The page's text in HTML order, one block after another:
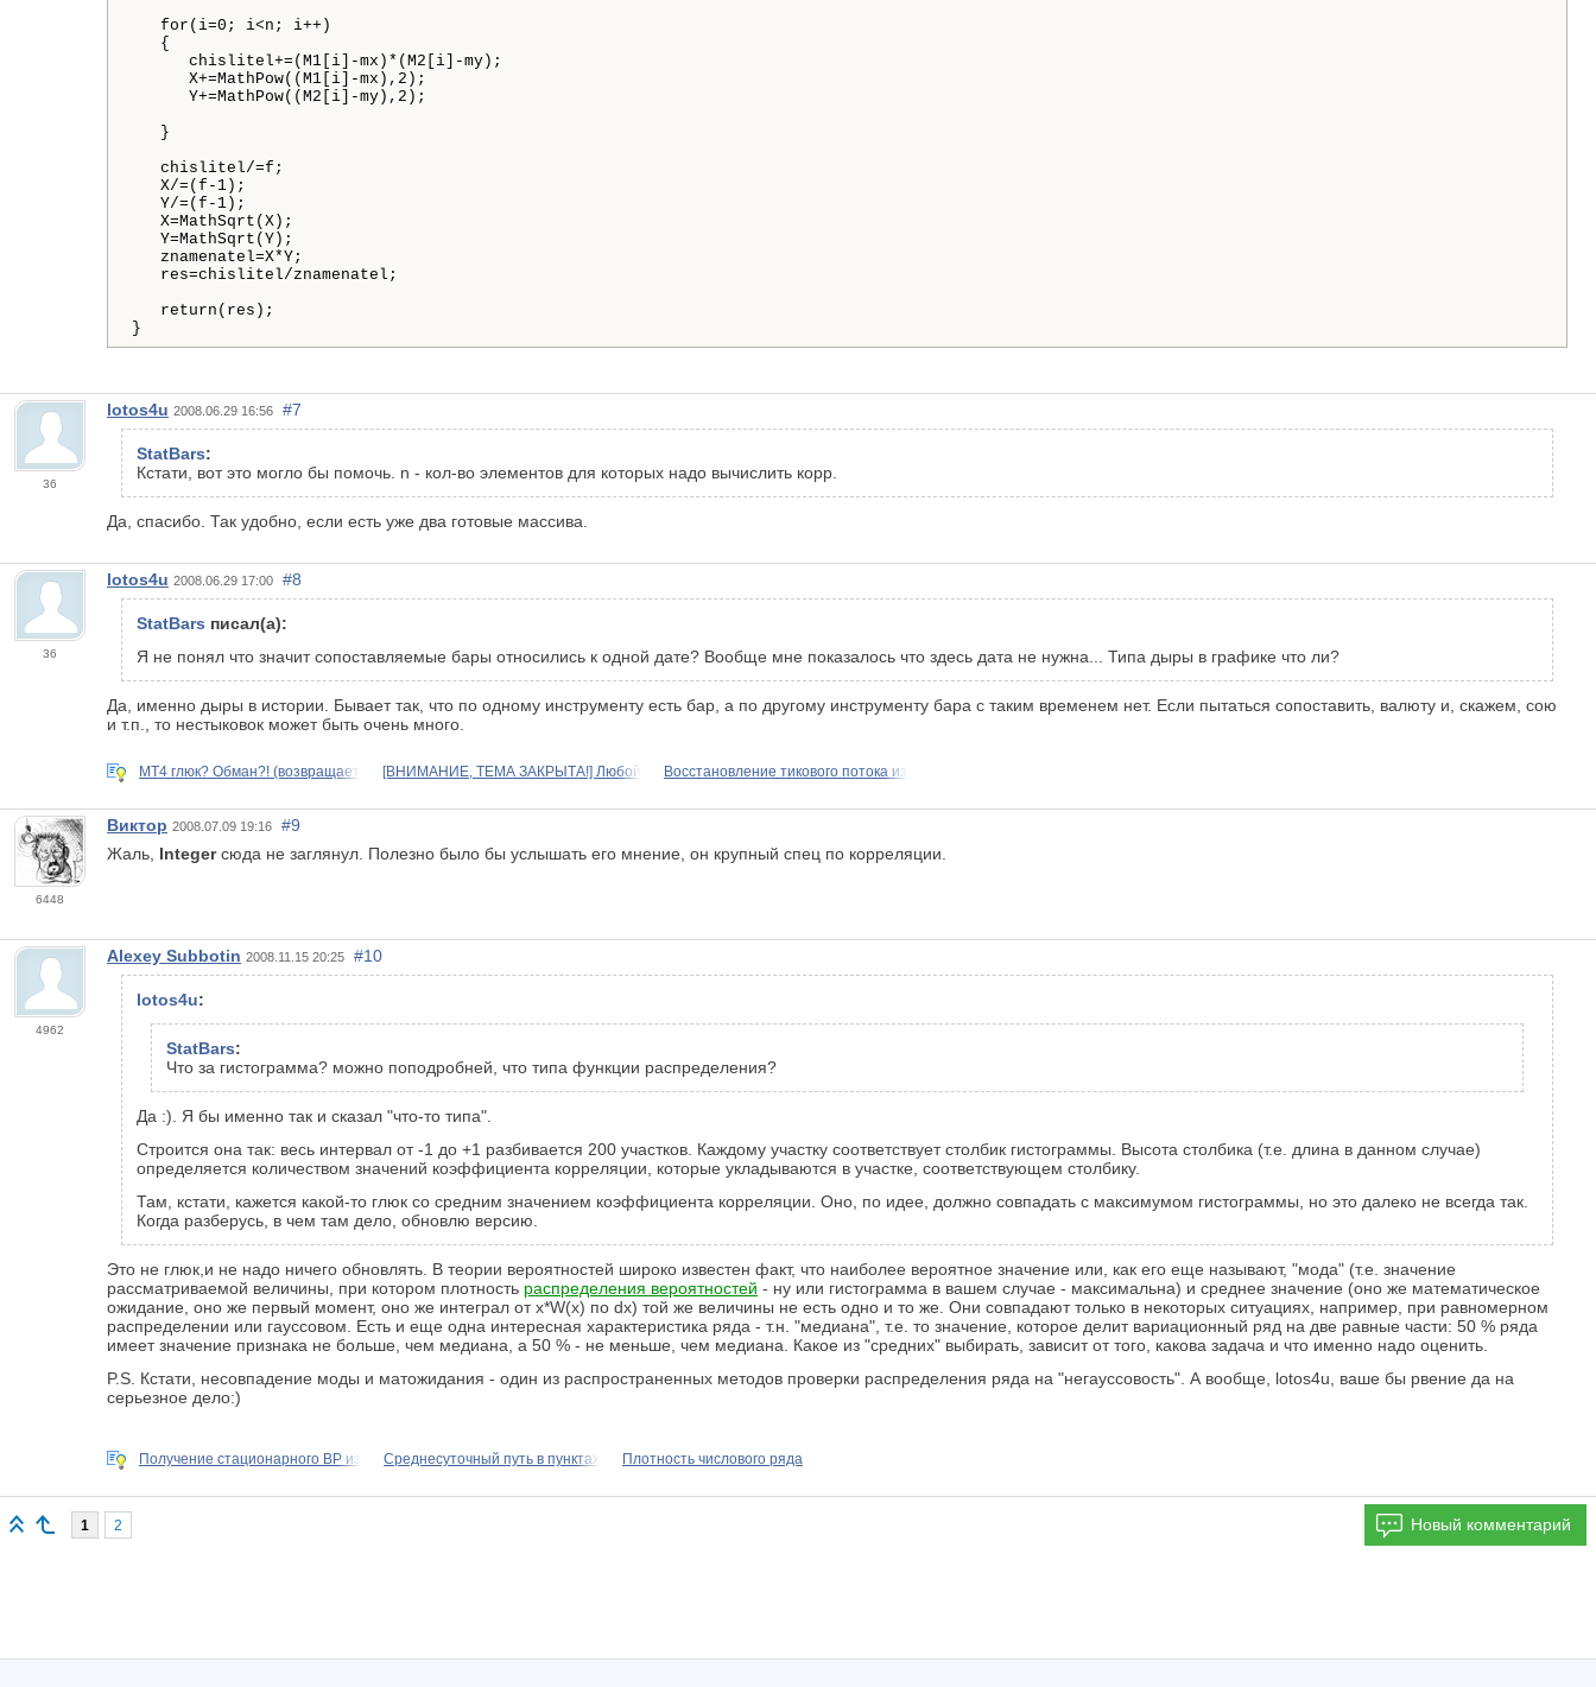
for ( i=0 ; i<n ; i++ )
{
chislitel+= (M1 [ i] -mx ) * (M2 [ i] -my) ;
X+=MathPow((M1 [ i] -mx ) , 2 ) ;
Y+=MathPow((M2 [ i] -my) , 2 ) ;
}
chislitel/=f ;
X/= (f - 1) ;
Y/= (f - 1) ;
X=MathSqrt (X) ;
Y=MathSqrt (Y) ;
znamenatel=X*Y;
res=chislitel/znamenatel ;
return ( res )
}
36
lotos4u 2008.06.29 16:56 #7
StatBars:
Кстати, вот это могло бы помочь. n - кол-во элементов для которых надо вычислить корр.
Да, спасибо. Так удобно, если есть уже два готовые массива.
36
lotos4u 2008.06.29 17:00 #8
StatBars писал(а):
Я не понял что значит сопоставляемые бары относились к одной дате? Вообще мне показалось что здесь дата не нужна... Типа дыры в графике что ли?
Да, именно дыры в истории. Бывает так, что по одному инструменту есть бар, а по другому инструменту бара с таким временем нет. Если пытаться сопоставить, валюту и, скажем, сою
и т.п., то нестыковок может быть очень много.
MT4 глюк? Обман?! (возвращает [ВНИМАНИЕ, ТЕМА ЗАКРЫТА!] Любой Восстановление тикового потока из
6448
Виктор 2008.07.09 19:16
#9
Жаль, Integerсюда не заглянул. Полезно было бы услышать его мнение, он крупный спец по корреляции.
4962
Alexey Subbotin 2008.11.15 20:25 #10
lotos4u:
StatBars:
Что за гистограмма? можно поподробней, что типа функции распределения?
Да :). Я бы именно так и сказал "что-то типа".
Строится она так: весь интервал от -1 до +1 разбивается 200 участков. Каждому участку соответствует столбик гистограммы. Высота столбика (т.е. длина в данном случае)
определяется количеством значений коэффициента корреляции, которые укладываются в участке, соответствующем столбику.
Там, кстати, кажется какой-то глюк со средним значением коэффициента корреляции. Оно, по идее, должно совпадать с максимумом гистограммы, но это далеко не всегда так.
Когда разберусь, в чем там дело, обновлю версию.
Это не глюк,и не надо ничего обновлять. В теории вероятностей широко известен факт, что наиболее вероятное значение или, как его еще называют, "мода" (т.е. значение
рассматриваемой величины, при котором плотность распределения вероятностей - ну или гистограмма в вашем случае - максимальна) и среднее значение (оно же математическое
ожидание, оно же первый момент, оно же интеграл от x*W(x) по dx) той же величины не есть одно и то же. Они совпадают только в некоторых ситуациях, например, при равномерном
распределении или гауссовом. Есть и еще одна интересная характеристика ряда - т.н. "медиана", т.е. то значение, которое делит вариационный ряд на две равные части: 50 % ряда
имеет значение признака не больше, чем медиана, а 50 % - не меньше, чем медиана. Какое из "средних" выбирать, зависит от того, какова задача и что именно надо оценить.
P.S. Кстати, несовпадение моды и матожидания - один из распространенных методов проверки распределения ряда на "негауссовость". А вообще, lotos4u, ваше бы рвение да на
серьезное дело:)
Получение стационарного ВР из Среднесуточный путь в пунктах Плотность числового ряда
1 2 Новый комментарий